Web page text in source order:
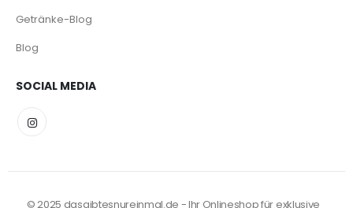
Getränke-Blog
Blog
SOCIAL MEDIA
© 2025 dasgibtesnureinmal.de - Ihr Onlineshop für exklusive